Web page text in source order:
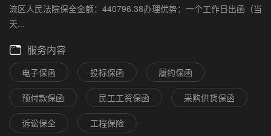
流区人民法院保全金额：440796.38办理优势：一个工作日出函（当
天...
服务内容
电子保函 投标保函 履约保函
预付款保函 民工工资保函 采购供货保函
诉讼保全 工程保险